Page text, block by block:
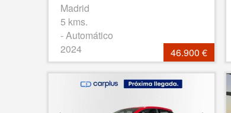
Madrid
5 kms.
- Automático
2024
46.900 €